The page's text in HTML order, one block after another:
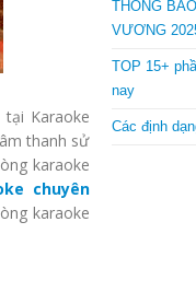
tại Karaoke
thanh sử
karaoke
chuyên
karaoke
Thiết bị ánh
Thiết bị
TIN TỨC
THÔNG